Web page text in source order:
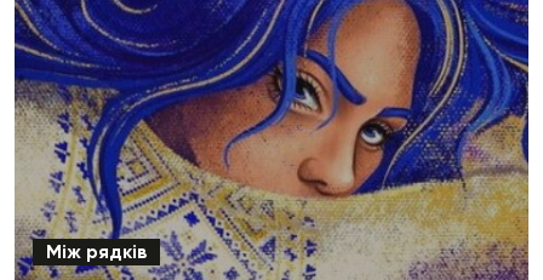
Між рядків